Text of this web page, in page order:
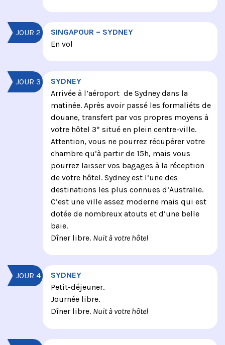
JOUR 2
SINGAPOUR – SYDNEY
En vol
JOUR 3
SYDNEY
Arrivée à l’aéroport de Sydney dans la
matinée. Après avoir passé les formaliéts de
douane, transfert par vos propres moyens à
votre hôtel 3* situé en plein centre-ville.
Attention, vous ne pourrez récupérer votre
chambre qu’à partir de 15h, mais vous
pourrez laisser vos bagages à la réception
de votre hôtel. Sydney est l’une des
destinations les plus connues d’Australie.
C’est une ville assez moderne mais qui est
dotée de nombreux atouts et d’une belle
baie.
Dîner libre. Nuit à votre hôtel
JOUR 4
SYDNEY
Petit-déjeuner.
Journée libre.
Dîner libre. Nuit à votre hôtel